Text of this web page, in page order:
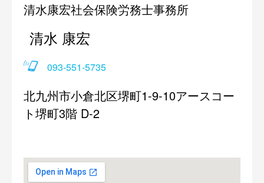
清水康宏社会保険労務士事務所
清水 康宏
093-551-5735
北九州市小倉北区堺町1-9-10アースコー
ト堺町3階 D-2